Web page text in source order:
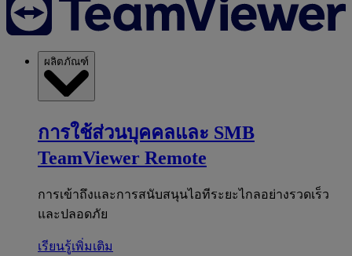
ผลิตภัณฑ์
การใช้ส่วนบุคคลและ SMB
TeamViewer Remote
การเข้าถึงและการสนับสนุนไอทีระยะไกลอย่างรวดเร็ว
และปลอดภัย
เรียนรู้เพิ่มเติม